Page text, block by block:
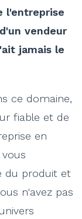
l'entreprise
vendeur
jamais le
ce domaine,
fiable et de
en
du produit et
n'avez pas